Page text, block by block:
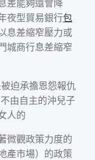
差能夠還會降
夜型貿易銀行包
息差縮窄壓力或
城商行息差縮窄
迫承擔恩怨報仇
由自主的沖兒子
人的
微觀政策力度的
產市場）的政策